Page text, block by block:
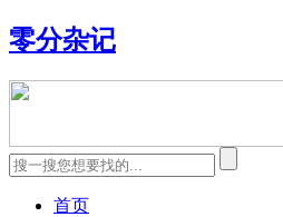
零分杂记
首页